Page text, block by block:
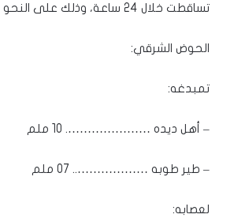
تساقطت خلال 24 ساعة، وذلك على النحو التالي:
الحوض الشرقي:
تمبدغه:
– أهل ديده …………………. 10 ملم
– طير طوبه ……………….. 07 ملم
لعصابه: